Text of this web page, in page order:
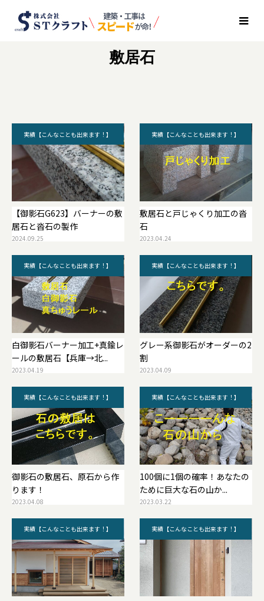
BLOG
敷居石
実績【こんなことも出来ます！】
【御影石G623】バーナーの敷
居石と沓石の製作
2024.09.25
実績【こんなことも出来ます！】
敷居石と戸じゃくり加工の沓
石
2023.04.24
実績【こんなことも出来ます！】
白御影石バーナー加工+真鍮レ
ールの敷居石【兵庫→北...
2023.04.19
実績【こんなことも出来ます！】
グレー系御影石がオーダーの2
割
2023.04.09
実績【こんなことも出来ます！】
御影石の敷居石、原石から作
ります！
2023.04.08
実績【こんなことも出来ます！】
100個に1個の確率！あなたの
ために巨大な石の山か...
2023.03.22
実績【こんなことも出来ます！】 実績【こんなことも出来ます！】